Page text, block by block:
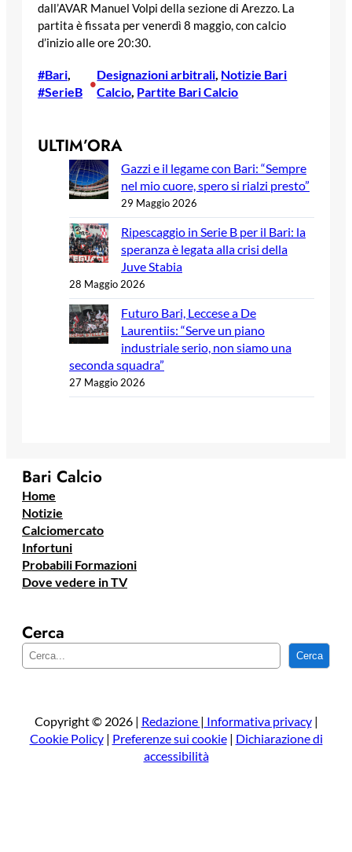
dall’AVAR Manuel Volpi della sezione di Arezzo. La
partita è fissata per venerdì 8 maggio, con calcio
d’inizio alle ore 20:30.
#Bari
#SerieB
•
Designazioni arbitrali, Notizie Bari
Calcio, Partite Bari Calcio
ULTIM’ORA
Gazzi e il legame con Bari: “Sempre
nel mio cuore, spero si rialzi presto”
29 Maggio 2026
Ripescaggio in Serie B per il Bari: la
speranza è legata alla crisi della
Juve Stabia
28 Maggio 2026
Futuro Bari, Leccese a De
Laurentiis: “Serve un piano
industriale serio, non siamo una
seconda squadra”
27 Maggio 2026
Bari Calcio
Home
Notizie
Calciomercato
Infortuni
Probabili Formazioni
Dove vedere in TV
Cerca
e
a
Cerca
Copyright © 2026 | Redazione | Informativa privacy|
Cookie Policy| Preferenze sui cookie| Dichiarazione di
accessibilità